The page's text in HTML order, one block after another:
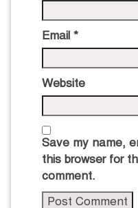
Email *
Website
Save my name,
this browser for
comment.